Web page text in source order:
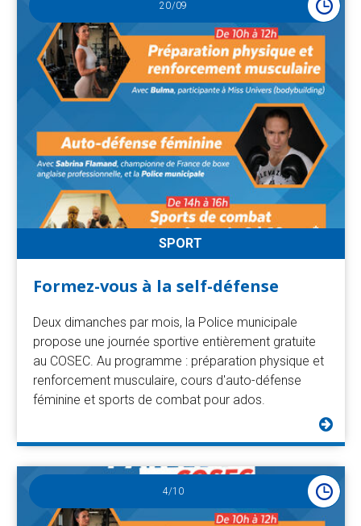
20/09
SPORT
Formez-vous à la self-défense
Deux dimanches par mois, la Police municipale
propose une journée sportive entièrement gratuite
au COSEC. Au programme : préparation physique et
renforcement musculaire, cours d'auto-défense
féminine et sports de combat pour ados.
4/10